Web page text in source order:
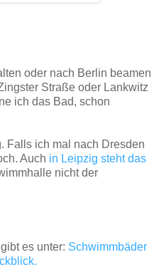
oder nach Berlin beamen
Straße oder Lankwitz
ich das Bad, schon
Falls ich mal nach Dresden
Auch in Leipzig steht das
nicht der
es unter: Schwimmbäder